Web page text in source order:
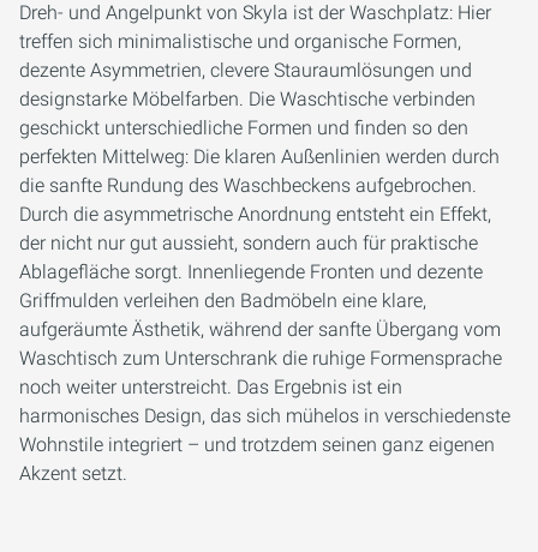
Dreh- und Angelpunkt von Skyla ist der Waschplatz: Hier
treffen sich minimalistische und organische Formen,
dezente Asymmetrien, clevere Stauraumlösungen und
designstarke Möbelfarben. Die Waschtische verbinden
geschickt unterschiedliche Formen und finden so den
perfekten Mittelweg: Die klaren Außenlinien werden durch
die sanfte Rundung des Waschbeckens aufgebrochen.
Durch die asymmetrische Anordnung entsteht ein Effekt,
der nicht nur gut aussieht, sondern auch für praktische
Ablagefläche sorgt. Innenliegende Fronten und dezente
Griffmulden verleihen den Badmöbeln eine klare,
aufgeräumte Ästhetik, während der sanfte Übergang vom
Waschtisch zum Unterschrank die ruhige Formensprache
noch weiter unterstreicht. Das Ergebnis ist ein
harmonisches Design, das sich mühelos in verschiedenste
Wohnstile integriert – und trotzdem seinen ganz eigenen
Akzent setzt.